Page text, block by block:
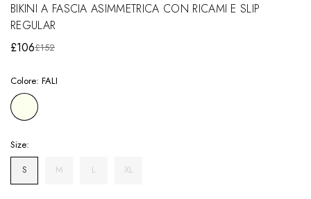
BIKINI A FASCIA ASIMMETRICA CON RICAMI E SLIP
REGULAR
£106£152
Colore: FALI
Size:
S
M L XL